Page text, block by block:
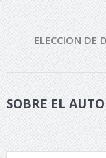
ELECCION DE
SOBRE EL